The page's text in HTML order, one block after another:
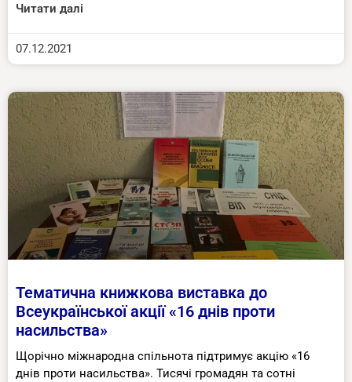
Читати далі
07.12.2021
Тематична книжкова виставка до
Всеукраїнської акції «16 днів проти
насильства»
Щорічно міжнародна спільнота підтримує акцію «16
днів проти насильства». Тисячі громадян та сотні